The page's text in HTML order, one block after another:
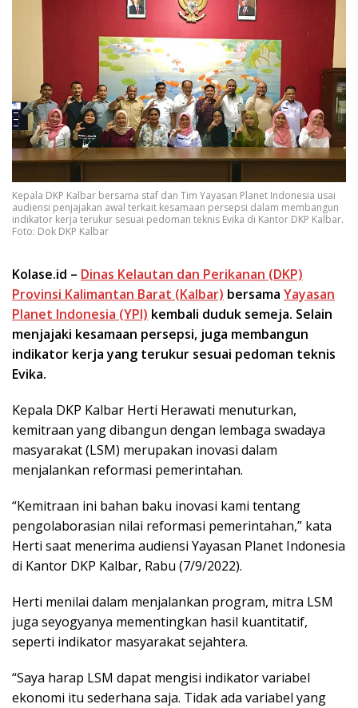
Kepala DKP Kalbar bersama staf dan Tim Yayasan Planet Indonesia usai
audiensi penjajakan awal terkait kesamaan persepsi dalam membangun
indikator kerja terukur sesuai pedoman teknis Evika di Kantor DKP Kalbar.
Foto: Dok DKP Kalbar
Kolase.id – Dinas Kelautan dan Perikanan (DKP)
Provinsi Kalimantan Barat (Kalbar) bersama Yayasan
Planet Indonesia (YPI) kembali duduk semeja. Selain
menjajaki kesamaan persepsi, juga membangun
indikator kerja yang terukur sesuai pedoman teknis
Evika.
Kepala DKP Kalbar Herti Herawati menuturkan,
kemitraan yang dibangun dengan lembaga swadaya
masyarakat (LSM) merupakan inovasi dalam
menjalankan reformasi pemerintahan.
“Kemitraan ini bahan baku inovasi kami tentang
pengolaborasian nilai reformasi pemerintahan,” kata
Herti saat menerima audiensi Yayasan Planet Indonesia
di Kantor DKP Kalbar, Rabu (7/9/2022).
Herti menilai dalam menjalankan program, mitra LSM
juga seyogyanya mementingkan hasil kuantitatif,
seperti indikator masyarakat sejahtera.
“Saya harap LSM dapat mengisi indikator variabel
ekonomi itu sederhana saja. Tidak ada variabel yang